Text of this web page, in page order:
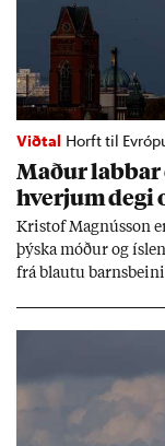
Viðtal Horft til
Mað­ur
hverj­um degi
Kri­stof Magnús­son
þýska móð­ur og
frá blautu